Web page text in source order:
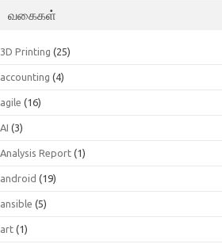
வகைகள்
3D Printing (25)
accounting (4)
agile (16)
AI (3)
Analysis Report (1)
android (19)
ansible (5)
art (1)